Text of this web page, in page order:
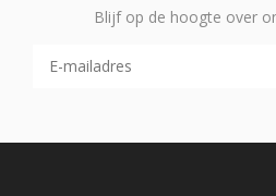
Blijf op de hoogte over